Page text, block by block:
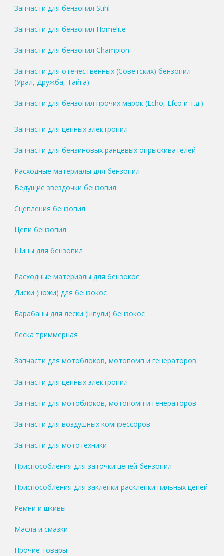
Запчасти для бензопил Stihl
Запчасти для бензопил Homelite
Запчасти для бензопил Champion
Запчасти для отечественных (Советских) бензопил
(Урал, Дружба, Тайга)
Запчасти для бензопил прочих марок (Echo, Efco и т.д.)
Запчасти для цепных электропил
Запчасти для бензиновых ранцевых опрыскивателей
Расходные материалы для бензопил
Ведущие звездочки бензопил
Сцепления бензопил
Цепи бензопил
Шины для бензопил
Расходные материалы для бензокос
Диски (ножи) для бензокос
Барабаны для лески (шпули) бензокос
Леска триммерная
Запчасти для мотоблоков, мотопомп и генераторов
Запчасти для цепных электропил
Запчасти для мотоблоков, мотопомп и генераторов
Запчасти для воздушных компрессоров
Запчасти для мототехники
Приспособления для заточки цепей бензопил
Приспособления для заклепки-расклепки пильных цепей
Ремни и шкивы
Масла и смазки
Прочие товары